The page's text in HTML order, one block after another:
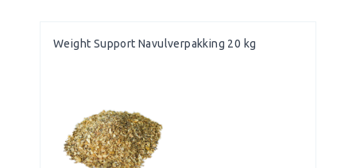
Weight Support Navulverpakking 20 kg